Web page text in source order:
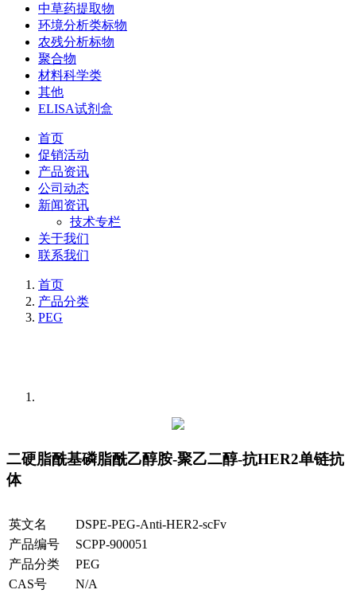
中草药提取物
环境分析类标物
农残分析标物
聚合物
材料科学类
其他
ELISA试剂盒
首页
促销活动
产品资讯
公司动态
新闻资讯
技术专栏
关于我们
联系我们
首页
产品分类
PEG
二硬脂酰基磷脂酰乙醇胺-聚乙二醇-抗HER2单链抗
体
英文名
DSPE-PEG-Anti-HER2-scFv
产品编号
SCPP-900051
产品分类
PEG
CAS号
N/A